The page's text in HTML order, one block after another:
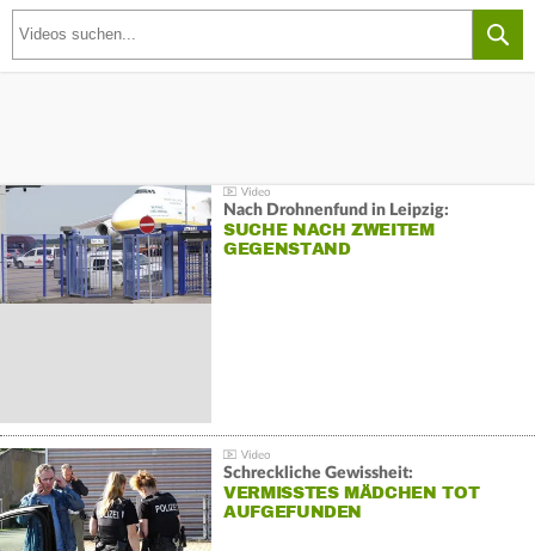
Nach Drohnenfund in Leipzig:
SUCHE NACH ZWEITEM
GEGENSTAND
Schreckliche Gewissheit:
VERMISSTES MÄDCHEN TOT
AUFGEFUNDEN